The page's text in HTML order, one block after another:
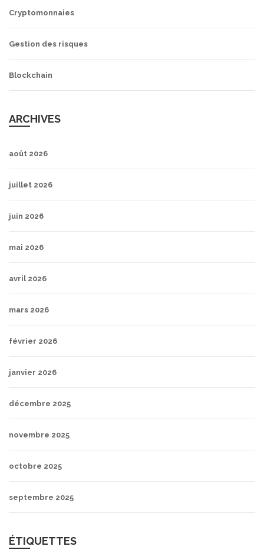
Cryptomonnaies
Gestion des risques
Blockchain
ARCHIVES
août 2026
juillet 2026
juin 2026
mai 2026
avril 2026
mars 2026
février 2026
janvier 2026
décembre 2025
novembre 2025
octobre 2025
septembre 2025
ÉTIQUETTES